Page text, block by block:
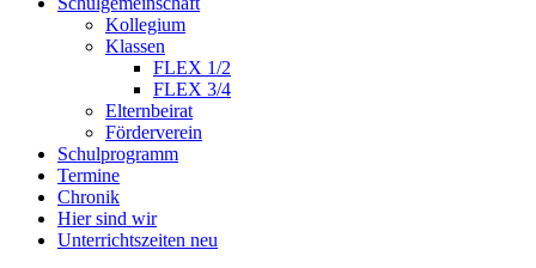
Kollegium
Klassen
FLEX 1/2
FLEX 3/4
Elternbeirat
Förderverein
Schulprogramm
Termine
Chronik
Hier sind wir
Unterrichtszeiten neu